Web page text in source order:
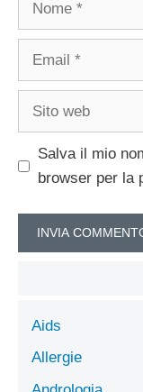
Email
Sito
Salva il mio
browser per la
Aids
Allergie